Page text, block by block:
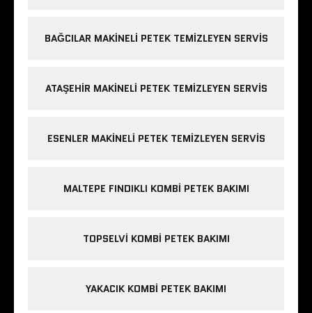
BAĞCILAR MAKINELI PETEK TEMIZLEYEN SERVIS
ATAŞEHIR MAKINELI PETEK TEMIZLEYEN SERVIS
ESENLER MAKINELI PETEK TEMIZLEYEN SERVIS
MALTEPE FINDIKLI KOMBI PETEK BAKIMI
TOPSELVI KOMBI PETEK BAKIMI
YAKACIK KOMBI PETEK BAKIMI